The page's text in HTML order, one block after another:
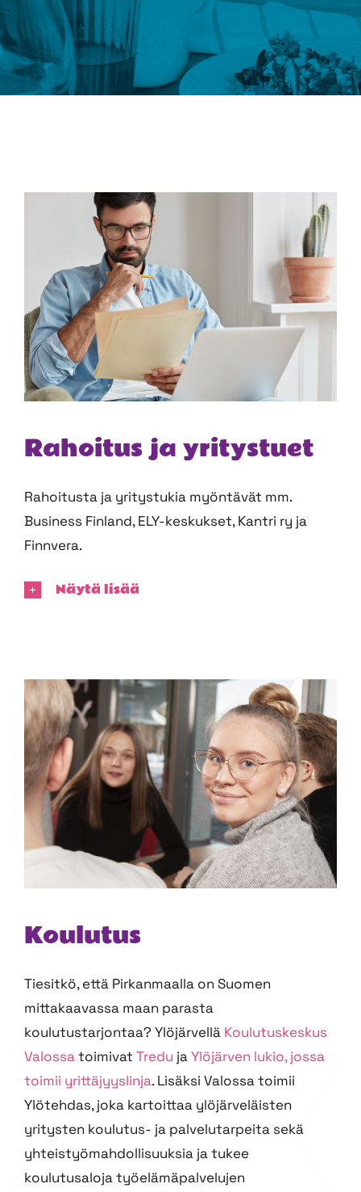
Rahoitus ja yritystuet
Rahoitusta ja yritystukia myöntävät mm.
Business Finland, ELY-keskukset, Kantri ry ja
Finnvera.
Näytä lisää
Koulutus
Tiesitkö, että Pirkanmaalla on Suomen
mittakaavassa maan parasta
koulutustarjontaa? Ylöjärvellä Koulutuskeskus
Valossatoimivat Tredu jaYlöjärven lukio, jossa
toimii yrittäjyyslinja. Lisäksi Valossa toimii
Ylötehdas, joka kartoittaa ylöjärveläisten
yritysten koulutus- ja palvelutarpeita sekä
yhteistyömahdollisuuksia ja tukee
koulutusaloja työelämäpalvelujen